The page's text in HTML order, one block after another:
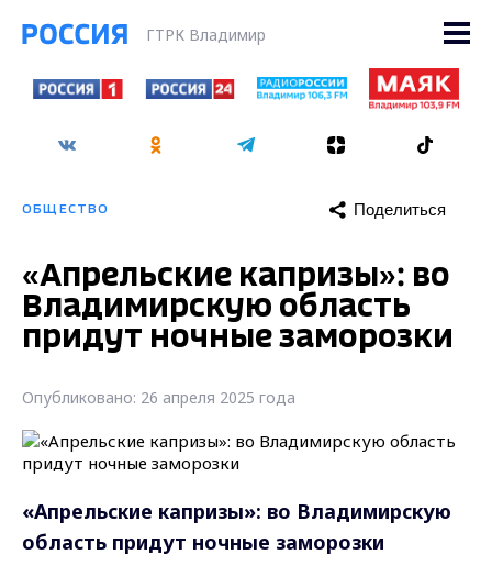
ГТРК Владимир
ОБЩЕСТВО Поделиться
«Апрельские капризы»: во
Владимирскую область
придут ночные заморозки
Опубликовано: 26 апреля 2025 года
«Апрельские капризы»: во Владимирскую
область придут ночные заморозки